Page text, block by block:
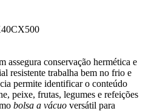
assegura conservação hermética e
resistente trabalha bem no frio e
permite identificar o conteúdo
peixe, frutas, legumes e refeições
bolsa a vácuo versátil para